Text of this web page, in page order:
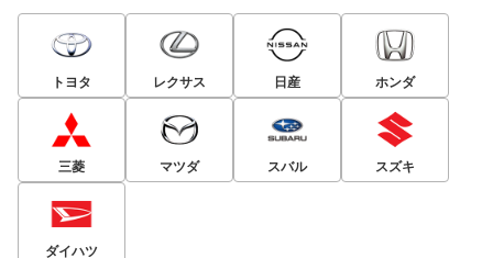
トヨタ レクサス 日産 ホンダ
三菱 マツダ スバル スズキ
ダイハツ